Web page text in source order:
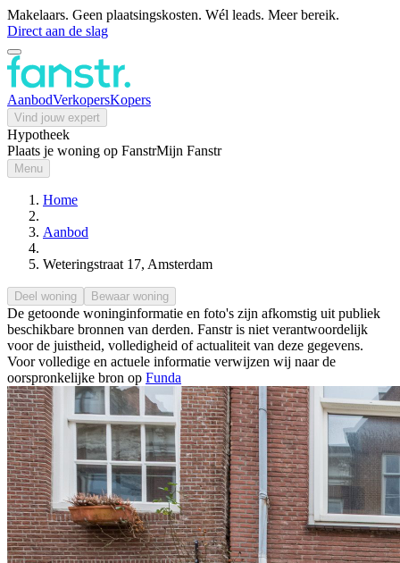
Makelaars. Geen plaatsingskosten. Wél leads. Meer bereik.
Direct aan de slag
AanbodVerkopersKopers
Vind jouw expert
Hypotheek
Plaats je woning op FanstrMijn Fanstr
Menu
Home
Aanbod
Weteringstraat 17, Amsterdam
Deel woning Bewaar woning
De getoonde woninginformatie en foto's zijn afkomstig uit publiek
beschikbare bronnen van derden. Fanstr is niet verantwoordelijk
voor de juistheid, volledigheid of actualiteit van deze gegevens.
Voor volledige en actuele informatie verwijzen wij naar de
oorspronkelijke bron op Funda